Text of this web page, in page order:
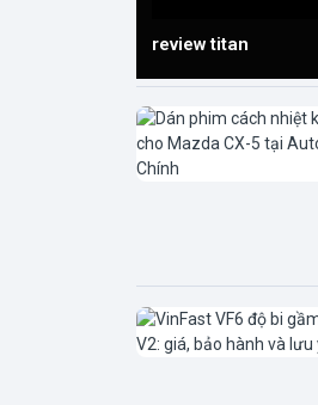
review titan